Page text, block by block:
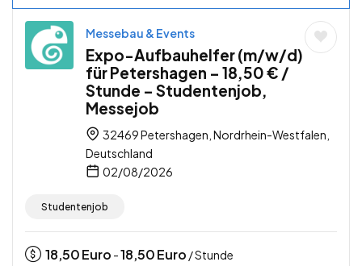
Messebau & Events
Expo-Aufbauhelfer (m/w/d)
für Petershagen – 18,50 € /
Stunde – Studentenjob,
Messejob
32469 Petershagen, Nordrhein-Westfalen,
Deutschland
02/08/2026
Studentenjob
18,50Euro -18,50Euro / Stunde